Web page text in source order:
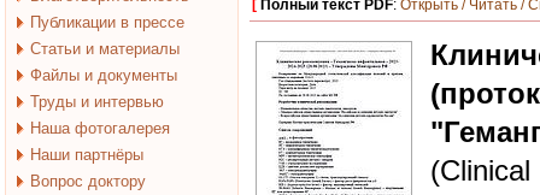
Публикации в прессе
Статьи и материалы
Файлы и документы
Труды и интервью
Наша фотогалерея
Наши партнёры
Вопрос доктору
[ Полный текст PDF: Открыть / Читать /
(Clinical